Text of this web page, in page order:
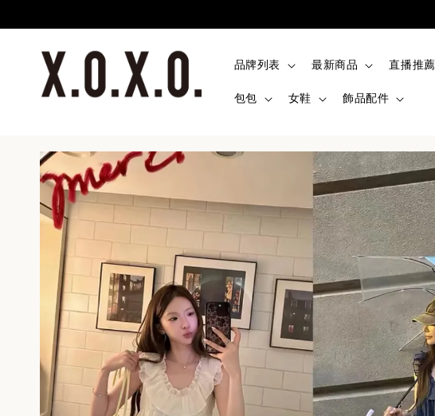
品牌列表 最新商品 直播推薦
包包 女鞋 飾品配件